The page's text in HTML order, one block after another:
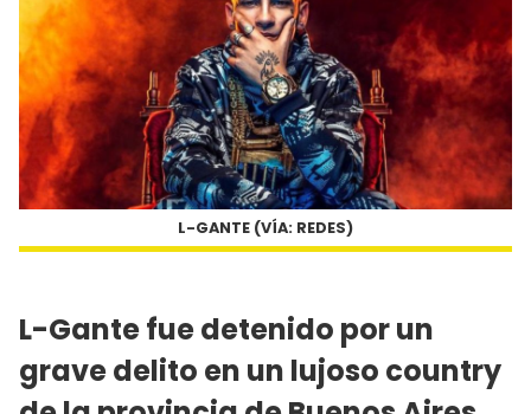
L-GANTE (VÍA: REDES)
L-Gante fue detenido por un
grave delito en un lujoso country